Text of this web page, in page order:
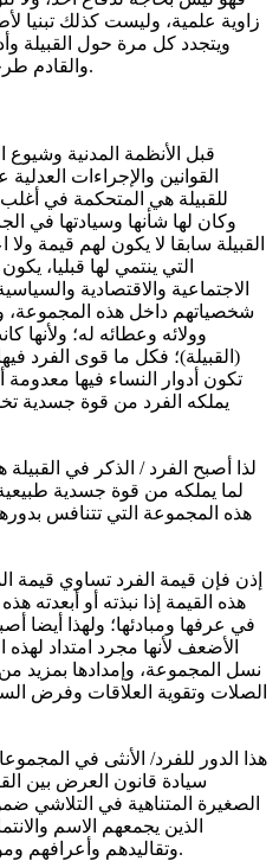
زاوية علمية، وليست كذلك تبنيا
ويتجدد كل مرة حول القبيلة
والقادم طرحت بعضا منه في مقالات سابقة.
قبل الأنظمة المدنية
القوانين والإجراءات
للقبيلة هي المتحكمة في أغلب
وكان لها شأنها وسيادتها في
القبيلة سابقا لا يكون لهم قيمة
التي ينتمي لها قبليا،
الاجتماعية والاقتصادية
شخصياتهم داخل هذه المجموعة،
وولائه وعطائه له؛ ولأنها
(القبيلة)؛ فكل ما قوى الفرد
تكون أدوار النساء فيها معدومة
يملكه الفرد من قوة جسدية
لذا أصبح الفرد / الذكر في
لما يملكه من قوة جسدية
هذه المجموعة التي تتنافس
إذن فإن قيمة الفرد تساوي قيمة
هذه القيمة إذا نبذته أو أبعدته
في عرفها ومبادئها؛ ولهذا أيضا
الأضعف لأنها مجرد امتداد
نسل المجموعة، وإمدادها بمزيد من
الصلات وتقوية العلاقات وفرض
هذا الدور للفرد/ الأنثى في
سيادة قانون العرض بين
الصغيرة المتناهية في التلاشي
الذين يجمعهم الاسم
وتقاليدهم وأعرافهم ومواقف القوة والسلطة في حياتهم.